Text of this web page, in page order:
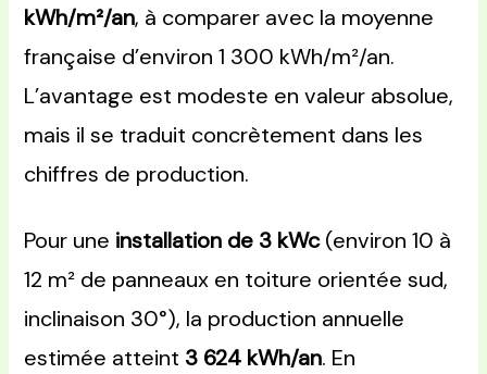
kWh/m²/an, à comparer avec la moyenne
française d’environ 1 300 kWh/m²/an.
L’avantage est modeste en valeur absolue,
mais il se traduit concrètement dans les
chiffres de production.
Pour une installation de 3 kWc(environ 10 à
12 m² de panneaux en toiture orientée sud,
inclinaison 30°), la production annuelle
estimée atteint 3 624 kWh/an. En